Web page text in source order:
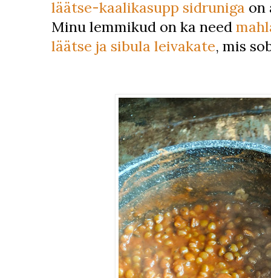
läätse-kaalikasupp sidruniga on
Minu lemmikud on ka need
läätse ja sibula leivakate, mis